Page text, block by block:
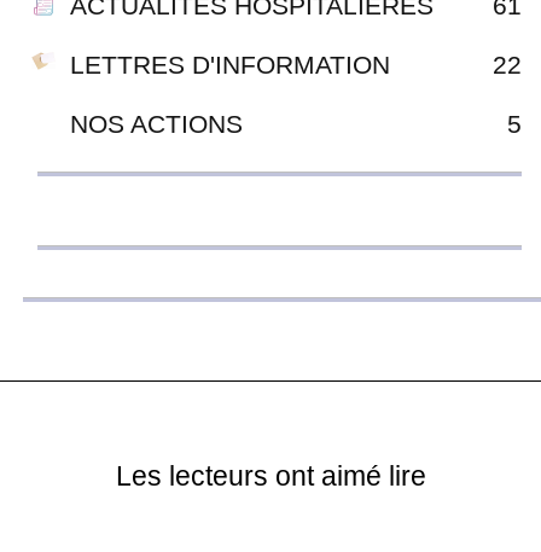
ACTUALITÉS HOSPITALIÈRES 61
LETTRES D'INFORMATION 22
NOS ACTIONS 5
Les lecteurs ont aimé lire